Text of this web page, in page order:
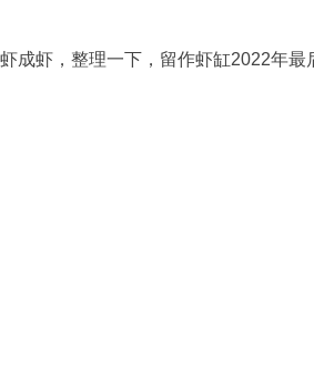
成虾，整理一下，留作虾缸2022年最